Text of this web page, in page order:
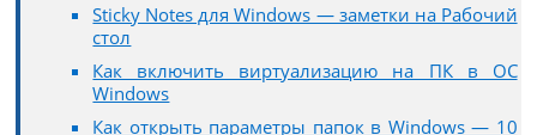
Sticky Notes для Windows — заметки на Рабочий
стол
Как включить виртуализацию на ПК в ОС
Windows
Как открыть параметры папок в Windows — 10